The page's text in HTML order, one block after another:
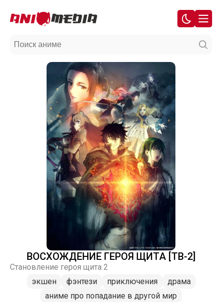
ВОСХОЖДЕНИЕ ГЕРОЯ ЩИТА [ТВ-2]
Становление героя щита 2
экшен
фэнтези приключения
драма
аниме про попадание в другой мир